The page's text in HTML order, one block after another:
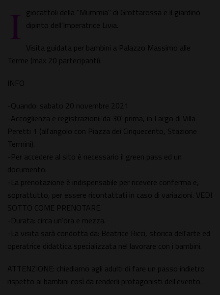
I giocattoli della "Mummia" di Grottarossa e il giardino
dipinto dell'Imperatrice Livia.
Visita guidata per bambini a Palazzo Massimo alle
Terme (max 20 partecipanti).
INFO
-Quando: sabato 20 novembre 2021
-Accoglienza e registrazioni: da 30' prima, in Largo di Villa
Peretti 1 (all'angolo con Piazza dei Cinquecento, Stazione
Termini).
-Per accedere al sito è necessario il green pass ed un
documento.
-La prenotazione è indispensabile per ricevere conferma e,
soprattutto, per essere ricontattati in caso di variazioni. VEDI
SOTTO COME PRENOTARE.
-Durata: circa un'ora e mezza.
-La visita sarà condotta da: Beatrice Ricci, storica dell'arte ed
operatrice didattica specializzata nel lavorare con i bambini.
ATTENZIONE: chiediamo agli adulti di fare un passo indietro
rispetto ai bambini così da renderli protagonisti dell'evento.